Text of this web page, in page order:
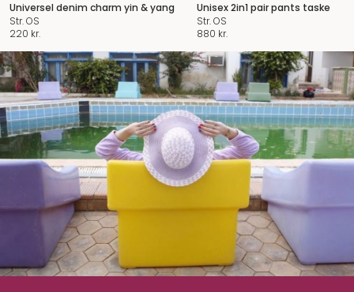
Universel denim charm yin & yang
Str. OS
220 kr.
Unisex 2in1 pair pants taske
Str. OS
880 kr.